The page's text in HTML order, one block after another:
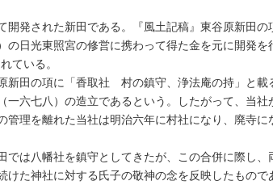
発された新田である。『風土記稿』東谷原新田の
日光東照宮の修営に携わって得た金を元に開発を
ている。
新田の項に「香取社 村の鎮守、浄法庵の持」と載
六七八）の造立であるという。したがって、当社
理を離れた当社は明治六年に村社になり、廃寺に
は八幡社を鎮守としてきたが、この合併に際し、
た神社に対する氏子の敬神の念を反映したもので